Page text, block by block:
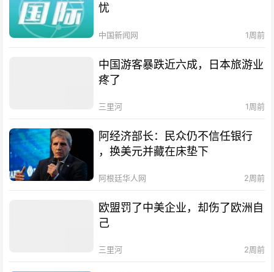
忧
中国新闻网 1周前
中国游客暴跌近六成，日本旅游业
疼了
三里河 1周前
阿经济部长：民众仍不信任银行
，换美元并藏在床垫下
阿根廷华人网 2周前
欧盟罚了中美企业，却伤了欧洲自
己
三里河 2周前